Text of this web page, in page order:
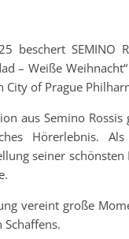
beschert SEMINO
– Weiße
City of Prague
aus Semino
Hörerlebnis.
seiner
vereint große
Schaffens.